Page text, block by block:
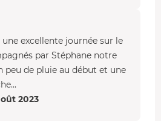
comme un niveau de confort
il est tout à fait approprié pour
journée.
une excellente journée sur le
par Stéphane notre
peu de pluie au début et une
2023